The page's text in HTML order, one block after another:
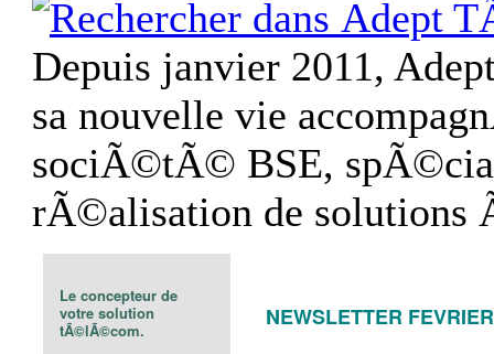
Depuis janvier 2011,
sa nouvelle vie
sociÃ©tÃ© BSE,
rÃ©alisation de solutions
Le concepteur de
votre solution
tÃ©lÃ©com.
NEWSLETTER